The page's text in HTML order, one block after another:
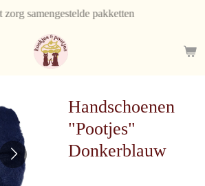
zorg samengestelde pakketten
Handschoenen
"Pootjes"
Donkerblauw